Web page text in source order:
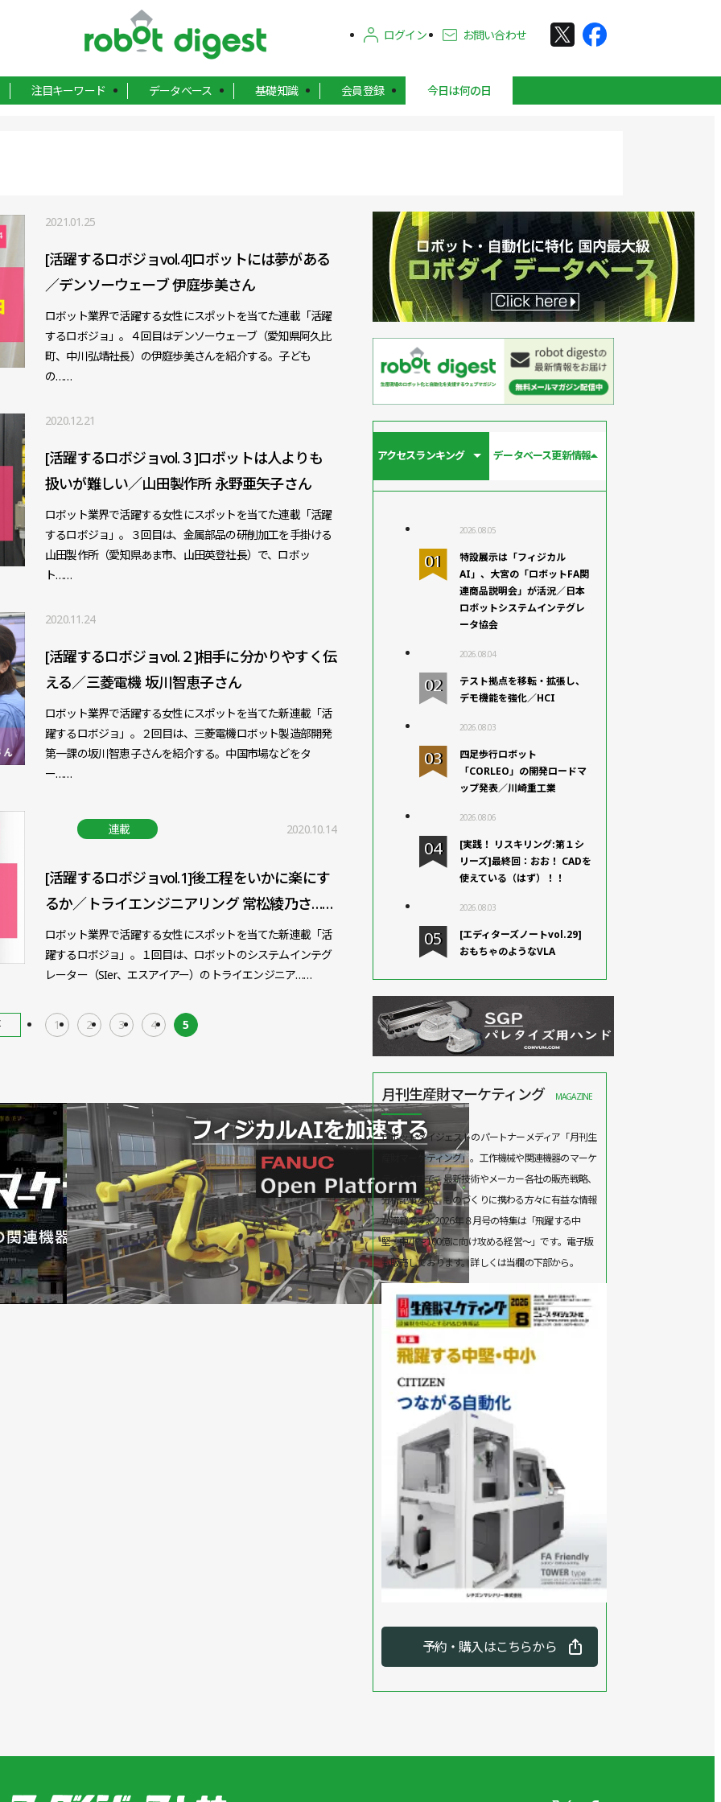
ログイン お問い合わせ
注目キーワード データベース 基礎知識 会員登録 今日は何の日
2021.01.25
[活躍するロボジョvol.4]ロボットには夢がある
／デンソーウェーブ 伊庭歩美さん
ロボット業界で活躍する女性にスポットを当てた連載「活躍
するロボジョ」。４回目はデンソーウェーブ（愛知県阿久比
町、中川弘靖社長）の伊庭歩美さんを紹介する。子ども
の……
2020.12.21
[活躍するロボジョvol.３]ロボットは人よりも
扱いが難しい／山田製作所 永野亜矢子さん
ロボット業界で活躍する女性にスポットを当てた連載「活躍
するロボジョ」。３回目は、金属部品の研削加工を手掛ける
山田製作所（愛知県あま市、山田英登社長）で、ロボッ
ト……
2020.11.24
[活躍するロボジョvol.２]相手に分かりやすく伝
える／三菱電機 坂川智恵子さん
ロボット業界で活躍する女性にスポットを当てた新連載「活
躍するロボジョ」。２回目は、三菱電機ロボット製造部開発
第一課の坂川智恵子さんを紹介する。中国市場などをタ
ー……
連載 2020.10.14
[活躍するロボジョvol.1]後工程をいかに楽にす
るか／トライエンジニアリング 常松綾乃さ……
ロボット業界で活躍する女性にスポットを当てた新連載「活
躍するロボジョ」。１回目は、ロボットのシステムインテグ
レーター（SIer、エスアイアー）のトライエンジニア……
1 2 3 4 5
アクセスランキング データベース更新情報
2026.08.05
特設展示は「フィジカル
AI」、大宮の「ロボットFA関
連商品説明会」が活況／日本
ロボットシステムインテグレ
ータ協会
2026.08.04
テスト拠点を移転・拡張し、
デモ機能を強化／HCI
2026.08.03
四足歩行ロボット
「CORLEO」の開発ロードマ
ップ発表／川崎重工業
2026.08.06
[実践！ リスキリング:第１シ
リーズ]最終回：おお！ CADを
使えている（はず）！！
2026.08.03
[エディターズノートvol.29]
おもちゃのようなVLA
月刊生産財マーケティング MAGAZINE
ロボットダイジェストのパートナーメディア「月刊生
産財マーケティング」。工作機械や関連機器のマーケ
ティング誌で、最新技術やメーカー各社の販売戦略、
分析記事など、ものづくりに携わる方々に有益な情報
が満載です。2026年８月号の特集は「飛躍する中
堅・中小～100億に向け攻める経営～」です。電子版
も販売しております。詳しくは当欄の下部から。
予約・購入はこちらから